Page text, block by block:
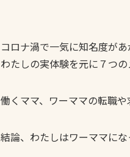
コロナ渦で一気に知名度が
わたしの実体験を元に７つ
働くママ、ワーママの転職や
結論、わたしはワーママに